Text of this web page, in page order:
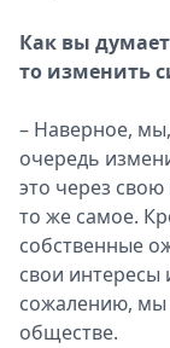
Как вы
то изменить
– Наверное,
очередь
это через
то же самое.
собственные
свои интересы
сожалению, мы
обществе.